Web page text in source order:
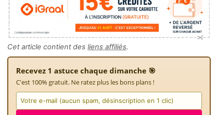
Cet article contient des liens affiliés.
Recevez 1 astuce chaque dimanche 🎯
C'est 100% gratuit. Ne ratez plus les bons plans !